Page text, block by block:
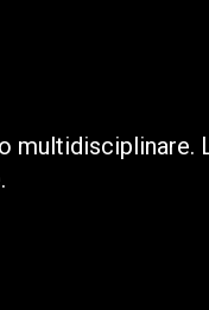
multidisciplinare.